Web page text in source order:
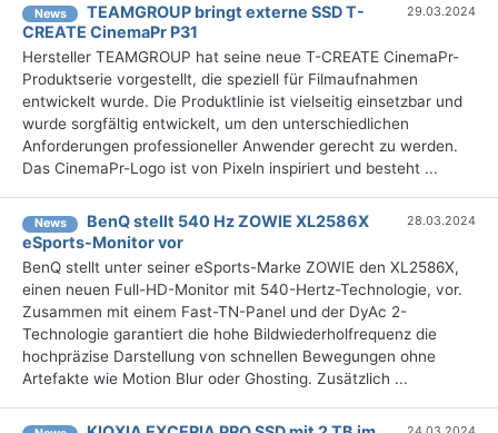
News
TEAMGROUP bringt externe SSD T-
CREATE CinemaPr P31
29.03.2024
Hersteller TEAMGROUP hat seine neue T-CREATE CinemaPr-
Produktserie vorgestellt, die speziell für Filmaufnahmen
entwickelt wurde. Die Produktlinie ist vielseitig einsetzbar und
wurde sorgfältig entwickelt, um den unterschiedlichen
Anforderungen professioneller Anwender gerecht zu werden.
Das CinemaPr-Logo ist von Pixeln inspiriert und besteht ...
News
BenQ stellt 540 Hz ZOWIE XL2586X
eSports-Monitor vor
28.03.2024
BenQ stellt unter seiner eSports-Marke ZOWIE den XL2586X,
einen neuen Full-HD-Monitor mit 540-Hertz-Technologie, vor.
Zusammen mit einem Fast-TN-Panel und der DyAc 2-
Technologie garantiert die hohe Bildwiederholfrequenz die
hochpräzise Darstellung von schnellen Bewegungen ohne
Artefakte wie Motion Blur oder Ghosting. Zusätzlich ...